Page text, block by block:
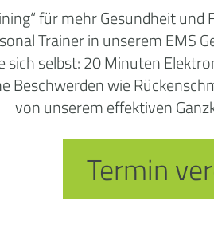
für mehr Gesundheit
Trainer in unserem EMS
sich selbst: 20 Minuten
wie
von unserem effektiven
Termin